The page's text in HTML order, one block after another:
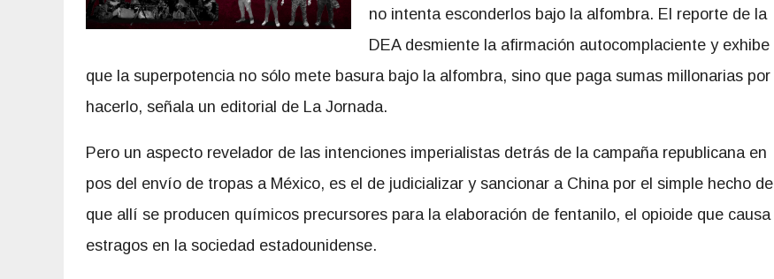
no intenta esconderlos bajo la alfombra. El reporte de la
DEA desmiente la afirmación autocomplaciente y exhibe
que la superpotencia no sólo mete basura bajo la alfombra, sino que paga sumas millonarias por
hacerlo, señala un editorial de La Jornada.
Pero un aspecto revelador de las intenciones imperialistas detrás de la campaña republicana en
pos del envío de tropas a México, es el de judicializar y sancionar a China por el simple hecho de
que allí se producen químicos precursores para la elaboración de fentanilo, el opioide que causa
estragos en la sociedad estadounidense.